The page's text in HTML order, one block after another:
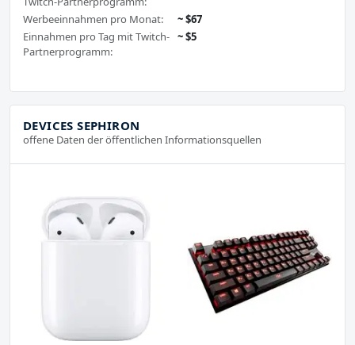
Werbeeinnahmen pro Monat:
~ $67
Einnahmen pro Tag mit Twitch-
Partnerprogramm:
~ $5
DEVICES SEPHIRON
offene Daten der öffentlichen Informationsquellen